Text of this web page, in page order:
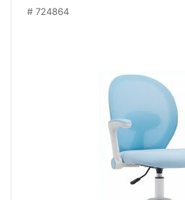
724864